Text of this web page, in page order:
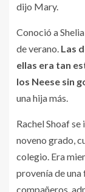
dijo Mary.
Conoció a
de verano. Las
ellas era tan
los Neese sin
una hija más.
Rachel Shoaf
noveno grado,
colegio. Era
provenía de
compañeros,